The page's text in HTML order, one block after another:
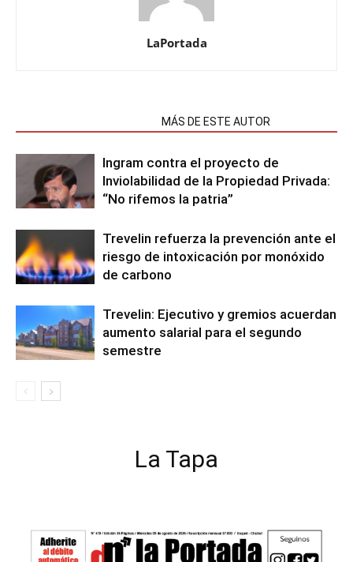
LaPortada
MÁS DE ESTE AUTOR
Ingram contra el proyecto de
Inviolabilidad de la Propiedad Privada:
“No rifemos la patria”
Trevelin refuerza la prevención ante el
riesgo de intoxicación por monóxido
de carbono
Trevelin: Ejecutivo y gremios acuerdan
aumento salarial para el segundo
semestre
La Tapa